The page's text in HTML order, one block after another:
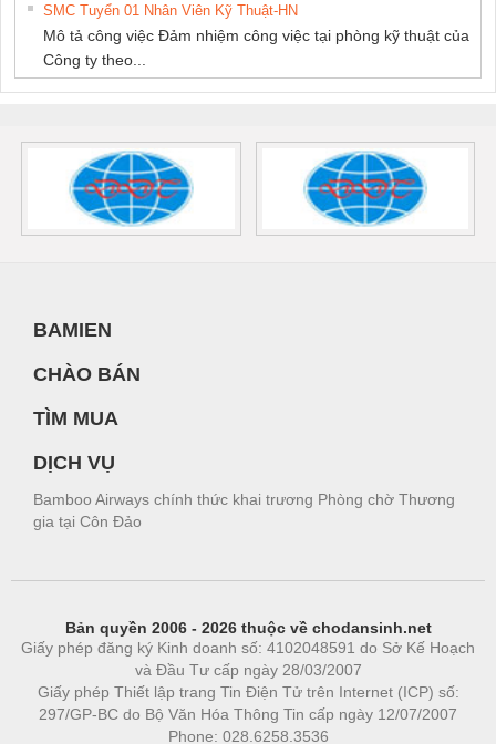
SMC Tuyển 01 Nhân Viên Kỹ Thuật-HN
Mô tả công việc Đảm nhiệm công việc tại phòng kỹ thuật của
Công ty theo...
BAMIEN
CHÀO BÁN
TÌM MUA
DỊCH VỤ
Bamboo Airways chính thức khai trương Phòng chờ Thương
gia tại Côn Đảo
Bản quyền 2006 - 2026 thuộc về chodansinh.net
Giấy phép đăng ký Kinh doanh số: 4102048591 do Sở Kế Hoạch
và Đầu Tư cấp ngày 28/03/2007
Giấy phép Thiết lập trang Tin Điện Tử trên Internet (ICP) số:
297/GP-BC do Bộ Văn Hóa Thông Tin cấp ngày 12/07/2007
Phone: 028.6258.3536